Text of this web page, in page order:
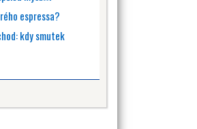
espressa?
kdy smutek